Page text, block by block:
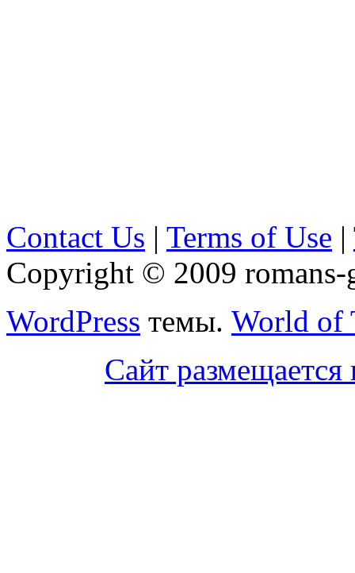
Contact Us | Terms of Use |
Copyright © 2009
WordPress темы. World of
Сайт размещается